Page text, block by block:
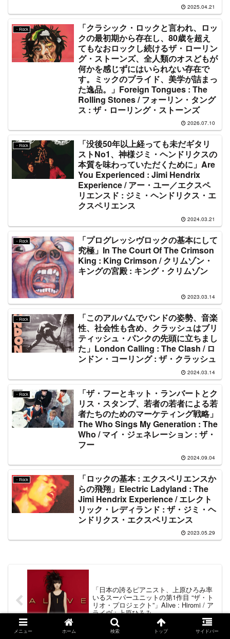
2025.04.21
・Rock
「クラシック・ロックと言われ、ロッ
クの最初期から存在し、80歳を超え
てもなおロックし続けるザ・ローリン
グ・ストーンズ、全人類のオスどもが
何かを感じずにはいられない存在で
す。ミックのプライド、美学が詰まっ
た逸品。」Foreign Tongues : The
Rolling Stones / フォーリン・タング
ス : ザ・ローリング・ストーンズ
2026.07.10
・Rock
「没後50年以上経っても未だギタリ
ストNo1、神様ジミ・ヘンドリクスの
本質を味わっていただくために」Are
You Experienced : Jimi Hendrix
Experience / アー・ユー／エクスペ
リエンスド : ジミ・ヘンドリクス・エ
クスペリエンス
2024.03.21
・Rock
「プログレッシヴロックの基本にして
究極」In The Court Of The Crimson
King : King Crimson / クリムゾン・
キングの宮殿 : キング・クリムゾン
2023.03.14
・Rock
「このアルバムでバンドの姿勢、音楽
性、社会性も含め、クラッシュはブリ
ティッシュ・パンクの先頭に立ちまし
た」London Calling : The Clash / ロ
ンドン・コーリング : ザ・クラッシュ
2024.03.14
・Rock
「ザ・フーとキット・ランバートとク
リス・スタンプ、若者の若者による若
者たちのためのマーケティング戦略」
The Who Sings My Generation : The
Who / マイ・ジェネレーション : ザ・
フー
2024.09.04
・Rock
「ロックの基本 : エクスペリエンスか
らの飛翔」Electric Ladyland : The
Jimi Hendrix Experience / エレクト
リック・レディランド : ザ・ジミ・ヘ
ンドリクス・エクスペリエンス
2023.05.29
「日本の誇るピアニスト、上原ひろみ率
いるスーパーユニットの第1作目 “ザ・ト
リオ・プロジェクト”」Alive : Hiromi / ア
ライヴ : 上原ひろみ
メニュー ホーム 検索 トップ サイドバー